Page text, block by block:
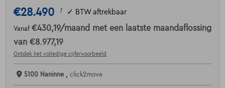
€28.490 1 ✓ BTW aftrekbaar
Vanaf €430,19/maand met een laatste maandaflossing
van €8.977,19
Ontdek het volledige cijfervoorbeeld
5100 Naninne , click2move